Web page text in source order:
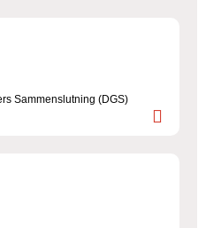
Sammenslutning (DGS)